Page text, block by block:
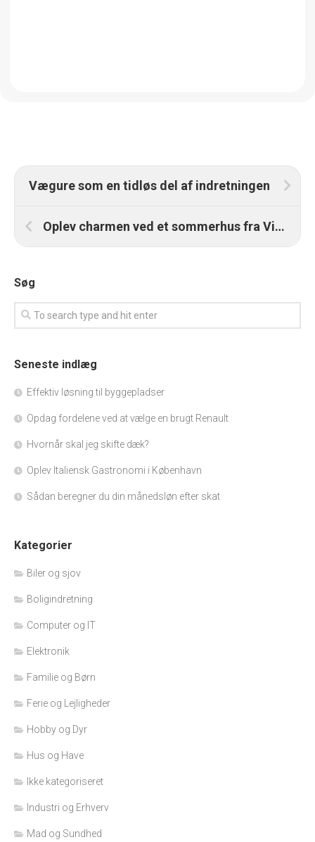
Vægure som en tidløs del af indretningen
Oplev charmen ved et sommerhus fra Villa No. 8
Søg
Seneste indlæg
Effektiv løsning til byggepladser
Opdag fordelene ved at vælge en brugt Renault
Hvornår skal jeg skifte dæk?
Oplev Italiensk Gastronomi i København
Sådan beregner du din månedsløn efter skat
Kategorier
Biler og sjov
Boligindretning
Computer og IT
Elektronik
Familie og Børn
Ferie og Lejligheder
Hobby og Dyr
Hus og Have
Ikke kategoriseret
Industri og Erhverv
Mad og Sundhed